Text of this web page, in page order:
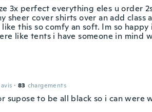
3x perfect everything eles u order
sheer cover shirts over an add class
this so comfy an soft. Im so
like tents i have someone in mind
avis · 83 chargements
supose to be all black so i can were